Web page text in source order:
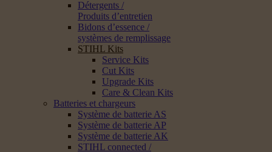
Détergents /
Produits d’entretien
Bidons d’essence /
systèmes de remplissage
STIHL Kits
Service Kits
Cut Kits
Upgrade Kits
Care & Clean Kits
Batteries et chargeurs
Système de batterie AS
Système de batterie AP
Système de batterie AK
STIHL connected /